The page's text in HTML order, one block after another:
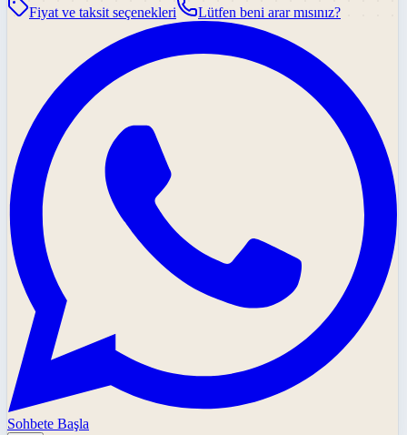
Fiyat ve taksit seçenekleri
Lütfen beni arar mısınız?
Sohbete Başla